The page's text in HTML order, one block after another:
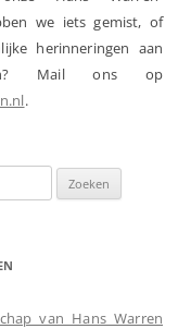
we iets gemist, of
herinneringen aan
Mail ons op
.
van Hans Warren